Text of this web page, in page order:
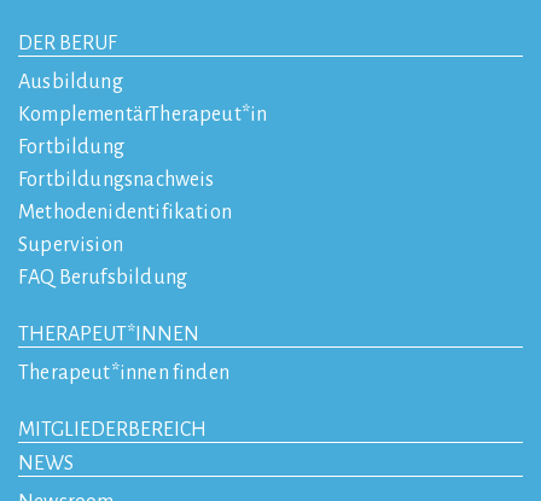
DER BERUF
Ausbildung
KomplementärTherapeut*in
Fortbildung
Fortbildungsnachweis
Methodenidentifikation
Supervision
FAQ Berufsbildung
THERAPEUT*INNEN
Therapeut*innen finden
MITGLIEDERBEREICH
NEWS